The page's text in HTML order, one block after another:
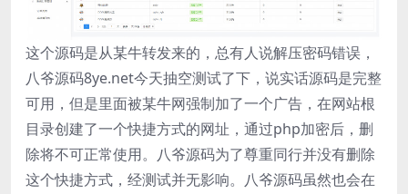
这个源码是从某牛转发来的，总有人说解压密码错误，
八爷源码8ye.net今天抽空测试了下，说实话源码是完整
可用，但是里面被某牛网强制加了一个广告，在网站根
目录创建了一个快捷方式的网址，通过php加密后，删
除将不可正常使用。八爷源码为了尊重同行并没有删除
这个快捷方式，经测试并无影响。八爷源码虽然也会在